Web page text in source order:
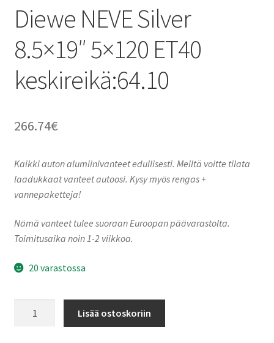
Diewe NEVE Silver
8.5×19″ 5×120 ET40
keskireikä:64.10
266.74€
Kaikki auton alumiinivanteet edullisesti. Meiltä voitte tilata
laadukkaat vanteet autoosi. Kysy myös rengas +
vannepaketteja!
Nämä vanteet tulee suoraan Euroopan päävarastolta.
Toimitusaika noin 1-2 viikkoa.
20 varastossa
Lisää ostoskoriin